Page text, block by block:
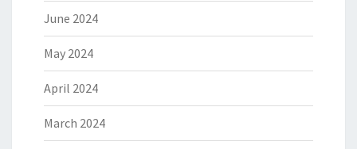
June 2024
May 2024
April 2024
March 2024